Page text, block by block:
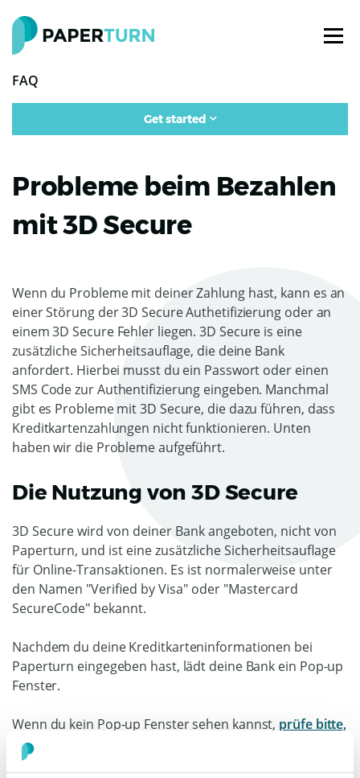
FAQ
Get started
Probleme beim Bezahlen
mit 3D Secure
Wenn du Probleme mit deiner Zahlung hast, kann es an
einer Störung der 3D Secure Authetifizierung oder an
einem 3D Secure Fehler liegen. 3D Secure is eine
zusätzliche Sicherheitsauflage, die deine Bank
anfordert. Hierbei musst du ein Passwort oder einen
SMS Code zur Authentifizierung eingeben. Manchmal
gibt es Probleme mit 3D Secure, die dazu führen, dass
Kreditkartenzahlungen nicht funktionieren. Unten
haben wir die Probleme aufgeführt.
Die Nutzung von 3D Secure
3D Secure wird von deiner Bank angeboten, nicht von
Paperturn, und ist eine zusätzliche Sicherheitsauflage
für Online-Transaktionen. Es ist normalerweise unter
den Namen "Verified by Visa" oder "Mastercard
SecureCode" bekannt.
Nachdem du deine Kreditkarteninformationen bei
Paperturn eingegeben hast, lädt deine Bank ein Pop-up
Fenster.
Wenn du kein Pop-up Fenster sehen kannst, prüfe bitte,
ob dein Browser von Paperturn und deiner Bank
unterstützt